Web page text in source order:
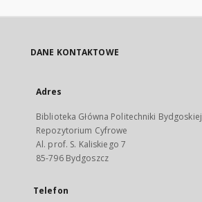
DANE KONTAKTOWE
Adres
Biblioteka Główna Politechniki Bydgoskiej
Repozytorium Cyfrowe
Al. prof. S. Kaliskiego 7
85-796 Bydgoszcz
Telefon